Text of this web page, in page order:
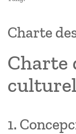
Charte
Charte
1.